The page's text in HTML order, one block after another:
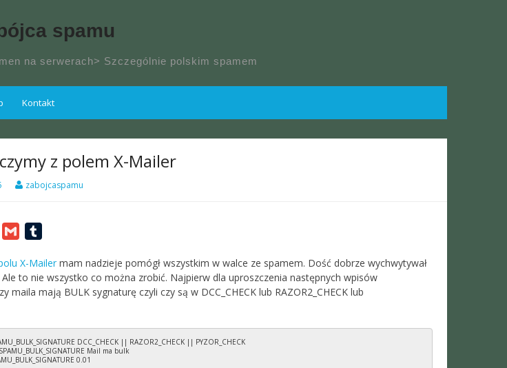
spamu
na serwerach> Szczególnie polskim spamem
Kontakt
z polem X-Mailer
zabojcaspamu
WykopGmail
X-Mailer mam nadzieje pomógł wszystkim w walce ze spamem. Dość dobrze wychwytywał
to nie wszystko co można zrobić. Najpierw dla uproszczenia następnych wpisów
maila mają BULK sygnaturę czyli czy są w DCC_CHECK lub RAZOR2_CHECK lub
DCC_CHECK || RAZOR2_CHECK || PYZOR_CHECK
Mail ma bulk
0.01